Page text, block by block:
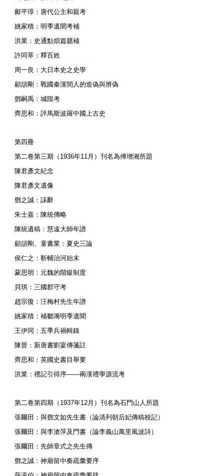
鄺平璋：唐代公主和親考
姚家積：明季遺聞考補
洪業：史通點煩篇臆補
許同莘：釋百姓
周一良：大日本史之史學
顧頡剛：戰國秦漢間人的造偽與辨偽
鄧嗣禹：城隍考
齊思和：評馬斯波羅中國上古史
第四冊
第二卷第三期（1936年11月）刊名為傅增湘所題
陳君彥文紀念
陳君彥文遺像
鄧之誠：誄辭
朱士嘉：陳統傳略
陳統遺稿：慧遠大師年譜
顧頡剛、童書業：夏史三論
侯仁之：靳輔治河始末
蒙思明：元魏的階級制度
貝琪：三國郡守考
趙宗復：汪梅村先生年譜
姚家積：補鄒漪明季遺聞
王伊同：五季兵禍輯錄
陳晉：新唐書劉宴傳箋註
齊思和：英國史書目舉要
洪業：禮記引得序——兩漢禮學源流考
第二卷第四期（1937年12月）刊名為石門山人所題
張爾田：與鄧文如先生書（論清列朝后妃傳稿校記）
張爾田：與李滄萍及門書（論李義山萬里風波詩）
張爾田：先師章式之先生傳
鄧之誠：神廟留中奏疏彙要序